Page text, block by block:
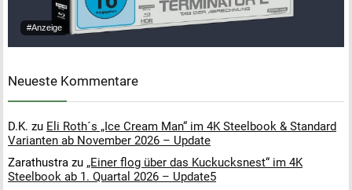
#Anzeige
Neueste Kommentare
D.K. zu Eli Roth´s „Ice Cream Man“ im 4K Steelbook & Standard
Varianten ab November 2026 – Update
Zarathustra zu „Einer flog über das Kuckucksnest“ im 4K
Steelbook ab 1. Quartal 2026 – Update5